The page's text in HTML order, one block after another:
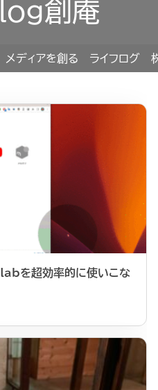
創庵
メディアを創る ライフログ
超効率的に使いこな